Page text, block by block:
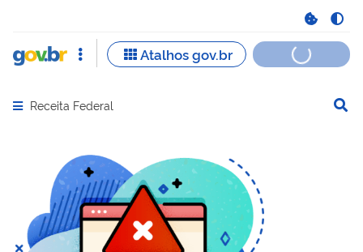
Abrir menu principal de navegação
Receita Federal